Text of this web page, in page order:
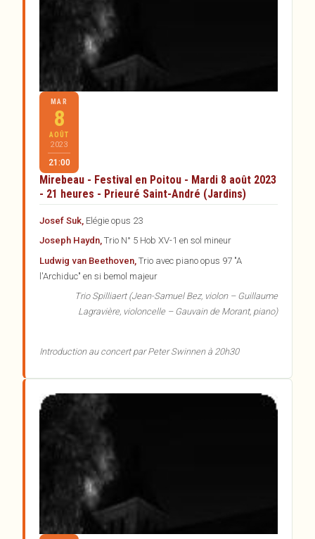
Inscription à la newsletter
MAR
8
AOÛT
2023
21:00
Mirebeau - Festival en Poitou - Mardi 8 août 2023
- 21 heures - Prieuré Saint-André (Jardins)
Josef Suk, Elégie opus 23
Joseph Haydn, Trio N° 5 Hob XV-1 en sol mineur
Ludwig van Beethoven, Trio avec piano opus 97 "A
l'Archiduc" en si bemol majeur
Trio Spilliaert (Jean-Samuel Bez, violon – Guillaume
Lagravière, violoncelle – Gauvain de Morant, piano)
Introduction au concert par Peter Swinnen à 20h30